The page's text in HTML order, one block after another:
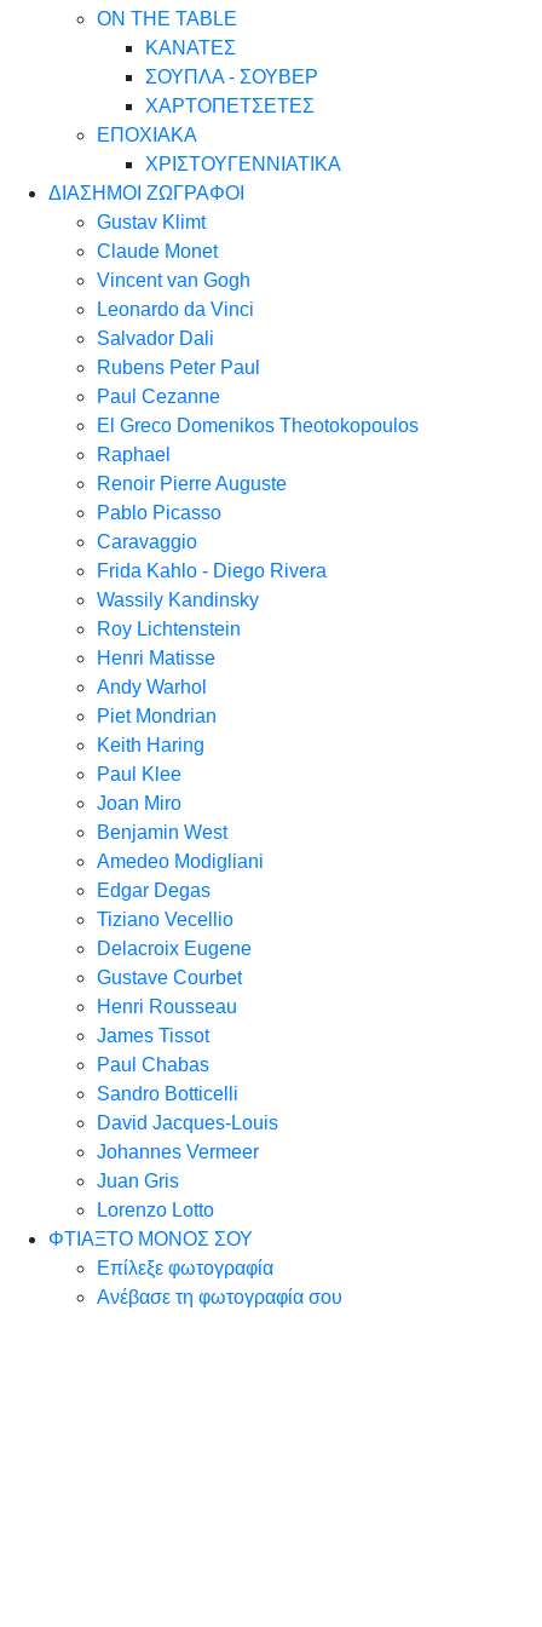
ON THE TABLE
ΚΑΝΑΤΕΣ
ΣΟΥΠΛΑ - ΣΟΥΒΕΡ
ΧΑΡΤΟΠΕΤΣΕΤΕΣ
ΕΠΟΧΙΑΚΑ
ΧΡΙΣΤΟΥΓΕΝΝΙΑΤΙΚΑ
ΔΙΑΣΗΜΟΙ ΖΩΓΡΑΦΟΙ
Gustav Klimt
Claude Monet
Vincent van Gogh
Leonardo da Vinci
Salvador Dali
Rubens Peter Paul
Paul Cezanne
El Greco Domenikos Theotokopoulos
Raphael
Renoir Pierre Auguste
Pablo Picasso
Caravaggio
Frida Kahlo - Diego Rivera
Wassily Kandinsky
Roy Lichtenstein
Henri Matisse
Andy Warhol
Piet Mondrian
Keith Haring
Paul Klee
Joan Miro
Benjamin West
Amedeo Modigliani
Edgar Degas
Tiziano Vecellio
Delacroix Eugene
Gustave Courbet
Henri Rousseau
James Tissot
Paul Chabas
Sandro Botticelli
David Jacques-Louis
Johannes Vermeer
Juan Gris
Lorenzo Lotto
ΦΤΙΑΞΤΟ ΜΟΝΟΣ ΣΟΥ
Επίλεξε φωτογραφία
Ανέβασε τη φωτογραφία σου